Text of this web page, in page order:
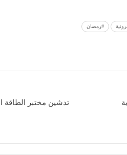
#رمضان
تدشين مختبر الطاقة